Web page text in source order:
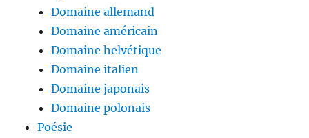
Domaine allemand
Domaine américain
Domaine helvétique
Domaine italien
Domaine japonais
Domaine polonais
Poésie